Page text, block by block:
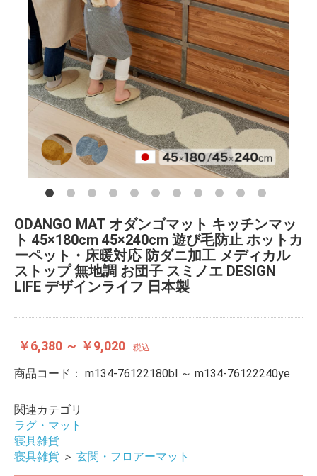
ODANGO MAT オダンゴマット キッチンマッ
ト 45×180cm 45×240cm 遊び毛防止 ホットカ
ーペット・床暖対応 防ダニ加工 メディカル
ストップ 無地調 お団子 スミノエ DESIGN
LIFE デザインライフ 日本製
￥6,380 ～ ￥9,020 税込
商品コード： m134-76122180bl ～ m134-76122240ye
関連カテゴリ
ラグ・マット
寝具雑貨
寝具雑貨 ＞ 玄関・フロアーマット